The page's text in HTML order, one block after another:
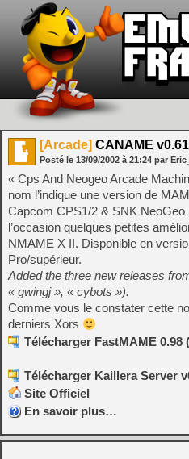
[Arcade] CANAME
Posté le 13/09/2002 à 21:24 par
« Cps And Neogeo Arcade
nom l’indique une version de
Capcom CPS1/2 & SNK
l’occasion quelques petites
NMAME X II. Disponible en
Pro/supérieur.
Added the three new releases
« gwingj », « cybots »).
Comme vous le constater cette
derniers Xors
Télécharger FastMAME 0.98
Télécharger Kaillera Server
Site Officiel
En savoir plus…